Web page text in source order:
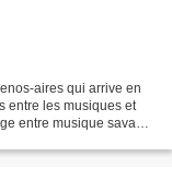
aires qui arrive en
entre les musiques et
entre musique savante